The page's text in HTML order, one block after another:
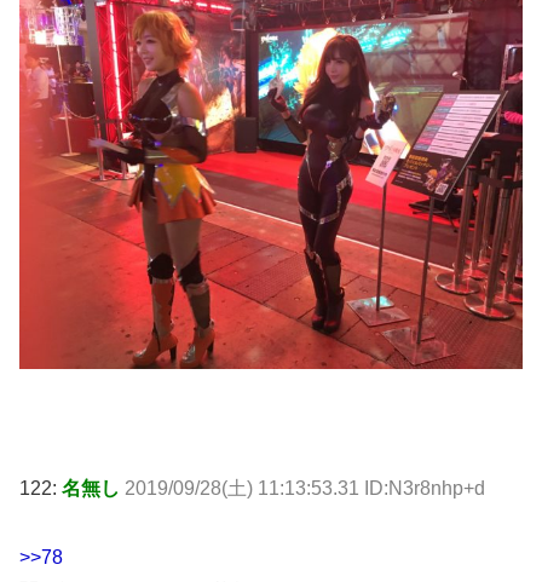
122: 名無し 2019/09/28(土) 11:13:53.31 ID:N3r8nhp+d
>>78